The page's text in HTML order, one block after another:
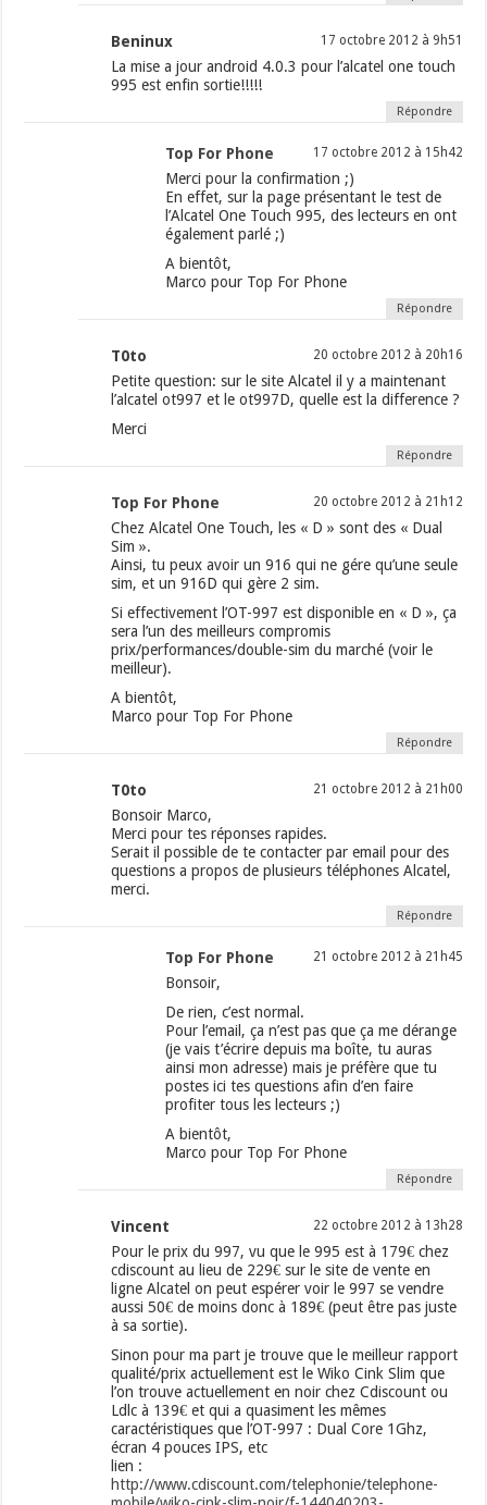
Beninux 17 octobre 2012 à 9h51
La mise a jour android 4.0.3 pour l’alcatel one touch
995 est enfin sortie!!!!!
Répondre
Top For Phone 17 octobre 2012 à 15h42
Merci pour la confirmation ;)
En effet, sur la page présentant le test de
l’Alcatel One Touch 995, des lecteurs en ont
également parlé ;)
A bientôt,
Marco pour Top For Phone
Répondre
T0to 20 octobre 2012 à 20h16
Petite question: sur le site Alcatel il y a maintenant
l’alcatel ot997 et le ot997D, quelle est la difference ?
Merci
Répondre
Top For Phone 20 octobre 2012 à 21h12
Chez Alcatel One Touch, les « D » sont des « Dual
Sim ».
Ainsi, tu peux avoir un 916 qui ne gére qu’une seule
sim, et un 916D qui gère 2 sim.
Si effectivement l’OT-997 est disponible en « D », ça
sera l’un des meilleurs compromis
prix/performances/double-sim du marché (voir le
meilleur).
A bientôt,
Marco pour Top For Phone
Répondre
T0to 21 octobre 2012 à 21h00
Bonsoir Marco,
Merci pour tes réponses rapides.
Serait il possible de te contacter par email pour des
questions a propos de plusieurs téléphones Alcatel,
merci.
Répondre
Top For Phone 21 octobre 2012 à 21h45
Bonsoir,
De rien, c’est normal.
Pour l’email, ça n’est pas que ça me dérange
(je vais t’écrire depuis ma boîte, tu auras
ainsi mon adresse) mais je préfère que tu
postes ici tes questions afin d’en faire
profiter tous les lecteurs ;)
A bientôt,
Marco pour Top For Phone
Répondre
Vincent 22 octobre 2012 à 13h28
Pour le prix du 997, vu que le 995 est à 179€ chez
cdiscount au lieu de 229€ sur le site de vente en
ligne Alcatel on peut espérer voir le 997 se vendre
aussi 50€ de moins donc à 189€ (peut être pas juste
à sa sortie).
Sinon pour ma part je trouve que le meilleur rapport
qualité/prix actuellement est le Wiko Cink Slim que
l’on trouve actuellement en noir chez Cdiscount ou
Ldlc à 139€ et qui a quasiment les mêmes
caractéristiques que l’OT-997 : Dual Core 1Ghz,
écran 4 pouces IPS, etc
lien :
http://www.cdiscount.com/telephonie/telephone-